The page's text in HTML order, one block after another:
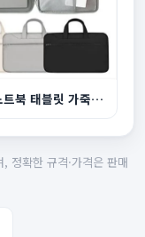
오픈 노트북 태블릿 가죽파우치
정확한 규격·가격은 판매